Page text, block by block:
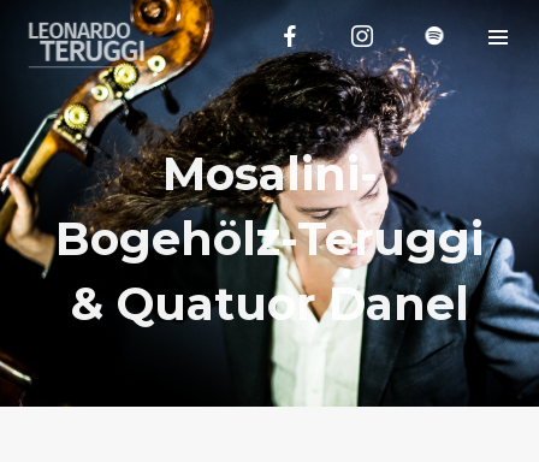
Mosalini-
Bogehölz-Teruggi
& Quatuor Danel